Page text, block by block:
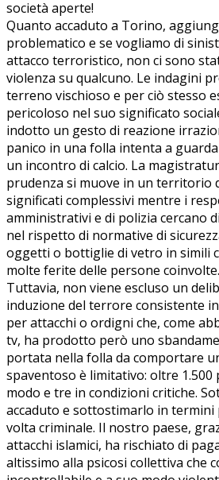
società aperte!
Quanto accaduto a Torino,
problematico e se vogliamo di
attacco terroristico, non ci sono
violenza su qualcuno. Le indagini
terreno vischioso e per ciò stesso
pericoloso nel suo significato
indotto un gesto di reazione
panico in una folla intenta a
un incontro di calcio. La
prudenza si muove in un territorio
significati complessivi mentre i
amministrativi e di polizia cercano
nel rispetto di normative di
oggetti o bottiglie di vetro in simili
molte ferite delle persone coinvolte.
Tuttavia, non viene escluso un
induzione del terrore consistente
per attacchi o ordigni che, come
tv, ha prodotto però uno
portata nella folla da comportare
spaventoso è limitativo: oltre
modo e tre in condizioni critiche.
accaduto e sottostimarlo in termini
volta criminale. Il nostro paese,
attacchi islamici, ha rischiato di
altissimo alla psicosi collettiva che